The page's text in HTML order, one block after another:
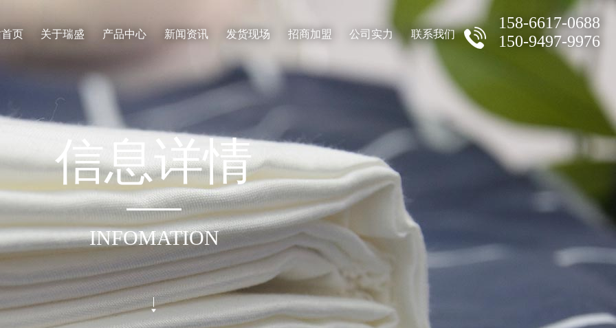
158-6617-0688
150-9497-9976
页 关于瑞盛 产品中心 新闻资讯 发货现场 招商加盟 公司实力 联系我们
信息详情
INFOMATION